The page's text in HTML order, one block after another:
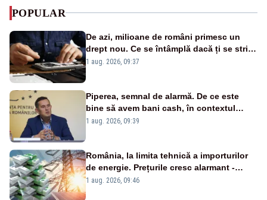
POPULAR
De azi, milioane de români primesc un
drept nou. Ce se întâmplă dacă ți se strică
un produs
1 aug. 2026, 09:37
Piperea, semnal de alarmă. De ce este
bine să avem bani cash, în contextul
alertei energetice?
1 aug. 2026, 09:39
România, la limita tehnică a importurilor
de energie. Prețurile cresc alarmant -
Analiză Realitatea Plus
1 aug. 2026, 09:46